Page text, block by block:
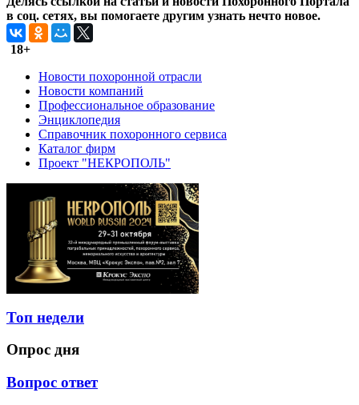
в соц. сетях, вы помогаете другим узнать нечто новое.
18+
Новости похоронной отрасли
Новости компаний
Профессиональное образование
Энциклопедия
Справочник похоронного сервиса
Каталог фирм
Проект "НЕКРОПОЛЬ"
Топ недели
Опрос дня
Вопрос ответ